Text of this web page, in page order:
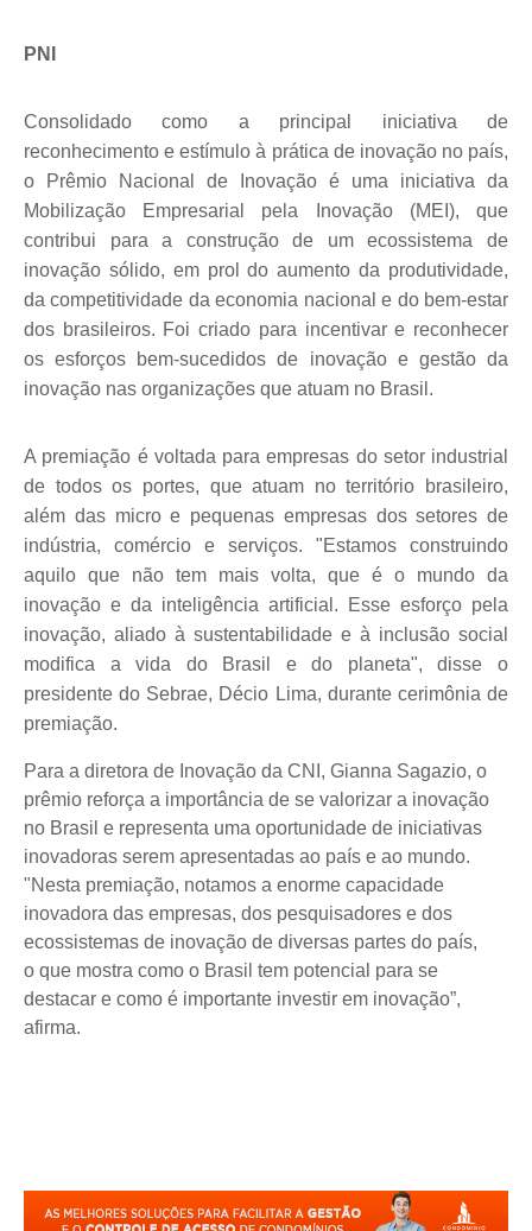
PNI
Consolidado como a principal iniciativa de
reconhecimento e estímulo à prática de inovação no país,
o Prêmio Nacional de Inovação é uma iniciativa da
Mobilização Empresarial pela Inovação (MEI), que
contribui para a construção de um ecossistema de
inovação sólido, em prol do aumento da produtividade,
da competitividade da economia nacional e do bem-estar
dos brasileiros. Foi criado para incentivar e reconhecer
os esforços bem-sucedidos de inovação e gestão da
inovação nas organizações que atuam no Brasil.
A premiação é voltada para empresas do setor industrial
de todos os portes, que atuam no território brasileiro,
al ém das micro e pequenas empresas dos setores de
indústria, comércio e serviços. "Estamos construindo
aquilo que não tem mais volta, que é o mundo da
inovação e da inteligência artificial. Esse esforço pela
inovação, aliado à sustentabilidade e à inclusão social
modifica a vida do Brasil e do planeta", disse o
presidente do Sebrae, Décio Lima, durante cerimônia de
premiação.
Para a diretora de Inovação da CNI, Gianna Sagazio, o
prêmio reforça a importância de se valorizar a inovação
no Brasil e representa uma oportunidade de iniciativas
inovadoras serem apresentadas ao país e ao mundo.
"Nesta premiação, notamos a enorme capacidade
inovadora das empresas, dos pesquisadores e dos
ecossistemas de inovação de diversas partes do país,
o que mostra como o Brasil tem potencial para se
destacar e como é importante investir em inovação”,
afirma.